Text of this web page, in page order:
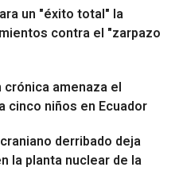
un "éxito total" la
contra el "zarpazo
crónica amenaza el
cinco niños en Ecuador
derribado deja
la planta nuclear de la